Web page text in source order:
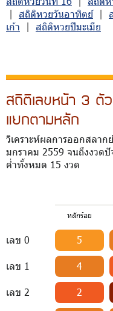
| สถิติหวยวันอาทิตย์|
เก้า | สถิติหวยปีมะเมีย
สถิติเลขหน้า 3 ตั
แยกตามหลัก
วิเคราะห์ผลการออกสลา
มกราคม 2559 จนถึงงวด
ค่ำทั้งหมด 15 งวด
หลักร้อย
เลข 0 5
เลข 1 4
เลข 2 2